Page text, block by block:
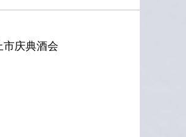
市庆典酒会